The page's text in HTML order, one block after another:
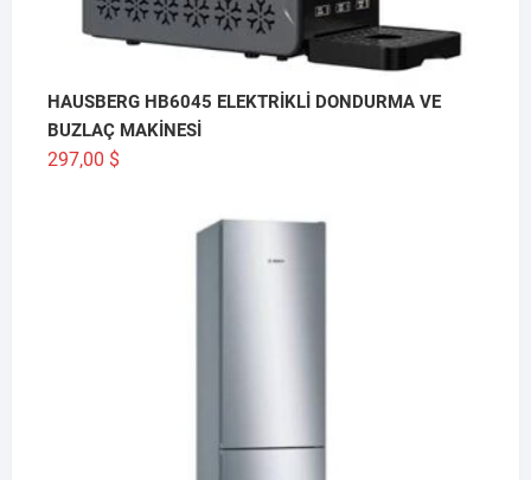
HAUSBERG HB6045 ELEKTRİKLİ DONDURMA VE
BUZLAÇ MAKİNESİ
297,00 $